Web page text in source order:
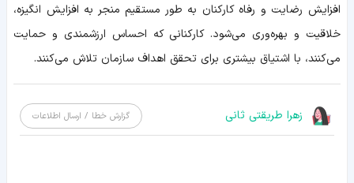
افزایش رضایت و رفاه کارکنان به طور مستقیم منجر به افزایش انگیزه،
خلاقیت و بهره‌وری می‌شود. کارکنانی که احساس ارزشمندی و حمایت
می‌کنند، با اشتیاق بیشتری برای تحقق اهداف سازمان تلاش می‌کنند.
زهرا طریقتی ثانی گزارش خطا / ارسال اطلاعات